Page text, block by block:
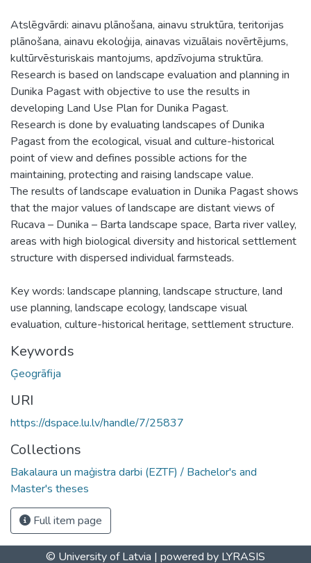
Atslēgvārdi: ainavu plānošana, ainavu struktūra, teritorijas
plānošana, ainavu ekoloģija, ainavas vizuālais novērtējums,
kultūrvēsturiskais mantojums, apdzīvojuma struktūra.
Research is based on landscape evaluation and planning in
Dunika Pagast with objective to use the results in
developing Land Use Plan for Dunika Pagast.
Research is done by evaluating landscapes of Dunika
Pagast from the ecological, visual and culture-historical
point of view and defines possible actions for the
maintaining, protecting and raising landscape value.
The results of landscape evaluation in Dunika Pagast shows
that the major values of landscape are distant views of
Rucava – Dunika – Barta landscape space, Barta river valley,
areas with high biological diversity and historical settlement
structure with dispersed individual farmsteads.
Key words: landscape planning, landscape structure, land
use planning, landscape ecology, landscape visual
evaluation, culture-historical heritage, settlement structure.
Keywords
Ģeogrāfija
URI
https://dspace.lu.lv/handle/7/25837
Collections
Bakalaura un maģistra darbi (EZTF) / Bachelor's and
Master's theses
Full item page
© University of Latvia | powered by LYRASIS